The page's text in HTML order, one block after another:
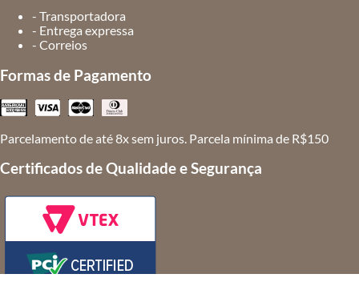
- Transportadora
- Entrega expressa
- Correios
Formas de Pagamento
Parcelamento de até 8x sem juros. Parcela mínima de R$150
Certificados de Qualidade e Segurança